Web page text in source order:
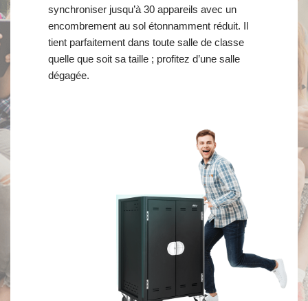
synchroniser jusqu’à 30 appareils avec un
encombrement au sol étonnamment réduit. Il
tient parfaitement dans toute salle de classe
quelle que soit sa taille ; profitez d’une salle
dégagée.